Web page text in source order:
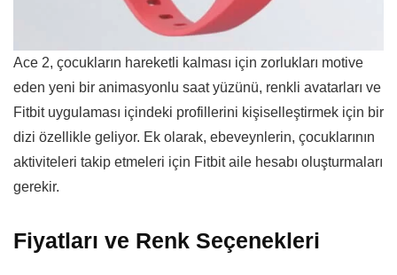
Ace 2, çocukların hareketli kalması için zorlukları motive
eden yeni bir animasyonlu saat yüzünü, renkli avatarları ve
Fitbit uygulaması içindeki profillerini kişiselleştirmek için bir
dizi özellikle geliyor. Ek olarak, ebeveynlerin, çocuklarının
aktiviteleri takip etmeleri için Fitbit aile hesabı oluşturmaları
gerekir.
Fiyatları ve Renk Seçenekleri